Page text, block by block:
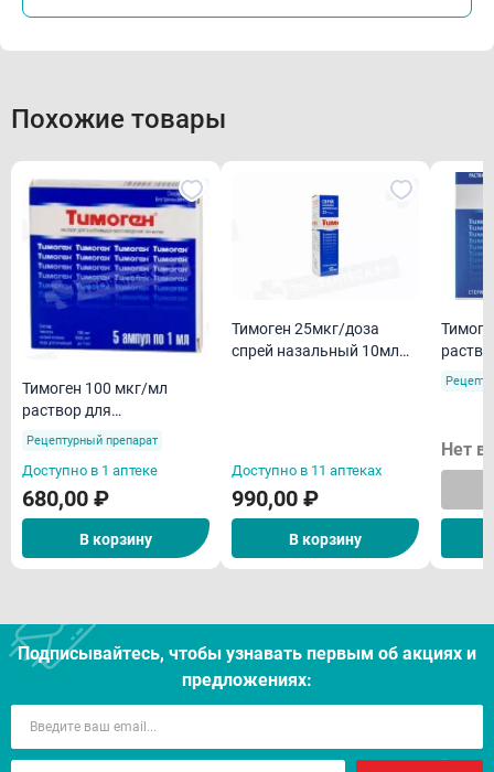
Похожие товары
Тимоген 100 мкг/мл
раствор для
внутримышечного
Рецептурный препарат
Доступно в 1 аптеке
680,00 ₽
В корзину
Тимоген 25мкг/доза
спрей назальный 10мл
Доступно в 11 аптеках
990,00 ₽
В корзину
Нет в
Подписывайтесь, чтобы узнавать первым об акцияx и
предложениях: